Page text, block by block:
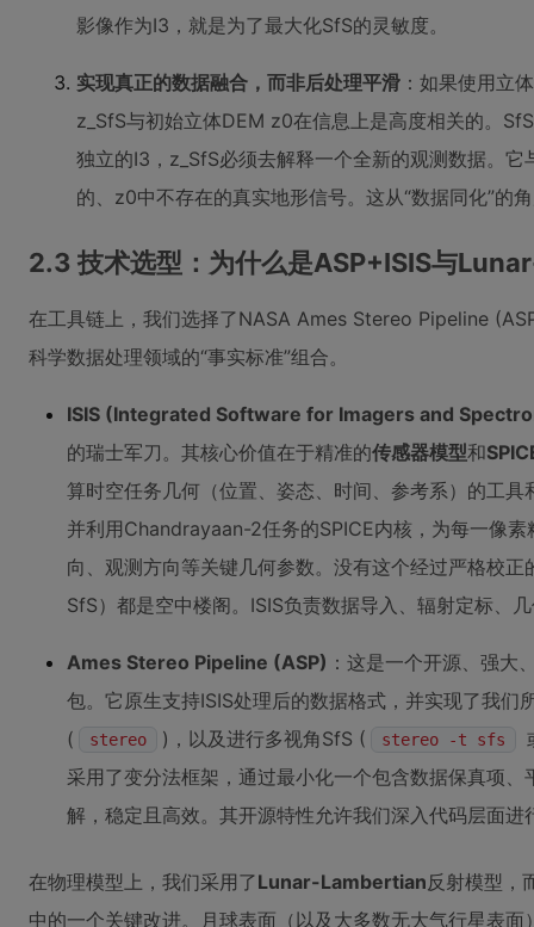
影像作为I3，就是为了最大化SfS的灵敏度。
实现真正的数据融合，而非后处理平滑 ：如果使用立
z_SfS与初始立体DEM z0在信息上是高度相关的。
独立的I3，z_SfS必须去解释一个全新的观测数据。
的、z0中不存在的真实地形信号。这从“数据同化”的
2.3 技术选型：为什么是ASP+ISIS与
在工具链上，我们选择了NASA Ames Stereo Pipeline
科学数据处理领域的“事实标准”组合。
ISIS (Integrated Software for Imagers and
的瑞士军刀。其核心价值在于精准的传感器模型和
算时空任务几何（位置、姿态、时间、参考系）的工
并利用Chandrayaan-2任务的SPICE内核，为每一像
向、观测方向等关键几何参数。没有这个经过严格校
SfS）都是空中楼阁。ISIS负责数据导入、辐射定标、
Ames Stereo Pipeline (ASP) ：这是一个开源、强大
包。它原生支持ISIS处理后的数据格式，并实现了我们
(
stereo )，以及进行多视角SfS ( stereo -t sfs
采用了变分法框架，通过最小化一个包含数据保真项
解，稳定且高效。其开源特性允许我们深入代码层面进
在物理模型上，我们采用了Lunar-Lambertian反射模型，
中的一个关键改进。月球表面（以及大多数无大气行星表